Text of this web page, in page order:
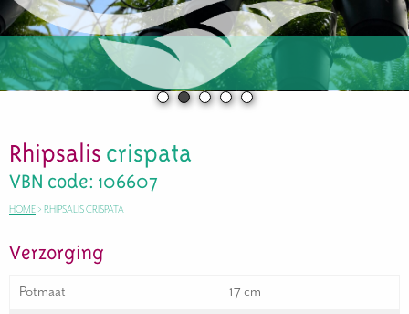
Rhipsalis crispata
VBN code: 106607
HOME > RHIPSALIS CRISPATA
Verzorging
Potmaat
17 cm